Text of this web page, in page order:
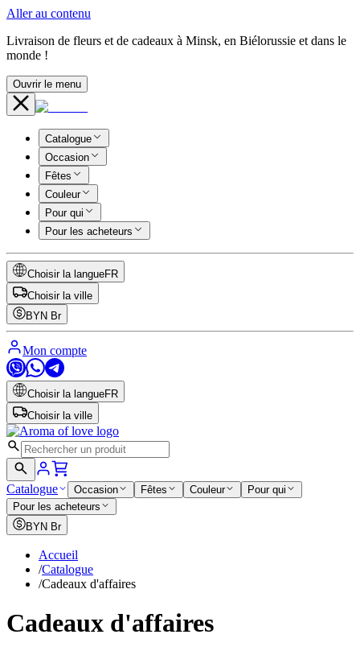
Aller au contenu
Livraison de fleurs et de cadeaux à Minsk, en Biélorussie et dans le
monde !
Ouvrir le menu
Catalogue
Occasion
Fêtes
Couleur
Pour qui
Pour les acheteurs
Choisir la langueFR
Choisir la ville
BYN Br
Mon compte
Choisir la langueFR
Choisir la ville
Catalogue Occasion Fêtes Couleur
Pour qui
Pour les acheteurs
BYN Br
Accueil
/Catalogue
/Cadeaux d'affaires
Cadeaux d'affaires